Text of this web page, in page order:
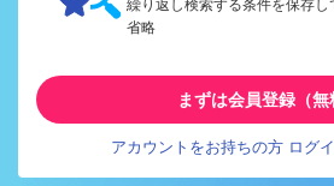
繰り返し検索する条件を保存
省略
まずは会員登録（無
アカウントをお持ちの方 ログ